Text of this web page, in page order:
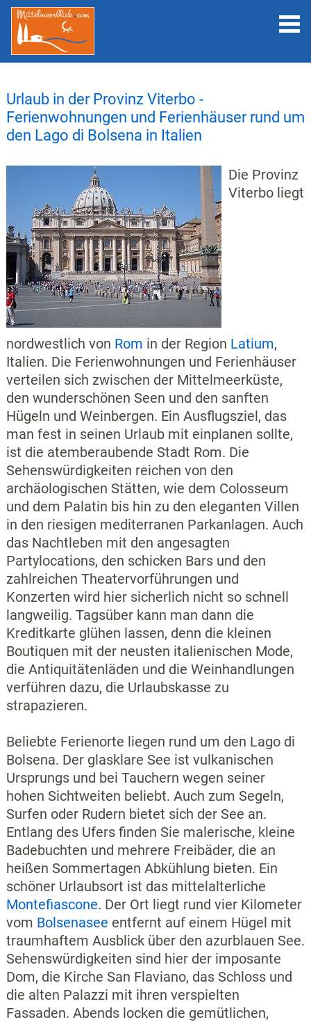
Urlaub in der Provinz Viterbo -
Ferienwohnungen und Ferienhäuser rund um
den Lago di Bolsena in Italien
Die Provinz
Viterbo liegt
nordwestlich von Rom in der Region Latium,
Italien. Die Ferienwohnungen und Ferienhäuser
verteilen sich zwischen der Mittelmeerküste,
den wunderschönen Seen und den sanften
Hügeln und Weinbergen. Ein Ausflugsziel, das
man fest in seinen Urlaub mit einplanen sollte,
ist die atemberaubende Stadt Rom. Die
Sehenswürdigkeiten reichen von den
archäologischen Stätten, wie dem Colosseum
und dem Palatin bis hin zu den eleganten Villen
in den riesigen mediterranen Parkanlagen. Auch
das Nachtleben mit den angesagten
Partylocations, den schicken Bars und den
zahlreichen Theatervorführungen und
Konzerten wird hier sicherlich nicht so schnell
langweilig. Tagsüber kann man dann die
Kreditkarte glühen lassen, denn die kleinen
Boutiquen mit der neusten italienischen Mode,
die Antiquitätenläden und die Weinhandlungen
verführen dazu, die Urlaubskasse zu
strapazieren.
Beliebte Ferienorte liegen rund um den Lago di
Bolsena. Der glasklare See ist vulkanischen
Ursprungs und bei Tauchern wegen seiner
hohen Sichtweiten beliebt. Auch zum Segeln,
Surfen oder Rudern bietet sich der See an.
Entlang des Ufers finden Sie malerische, kleine
Badebuchten und mehrere Freibäder, die an
heißen Sommertagen Abkühlung bieten. Ein
schöner Urlaubsort ist das mittelalterliche
Montefiascone. Der Ort liegt rund vier Kilometer
vom Bolsenasee entfernt auf einem Hügel mit
traumhaftem Ausblick über den azurblauen See.
Sehenswürdigkeiten sind hier der imposante
Dom, die Kirche San Flaviano, das Schloss und
die alten Palazzi mit ihren verspielten
Fassaden. Abends locken die gemütlichen,